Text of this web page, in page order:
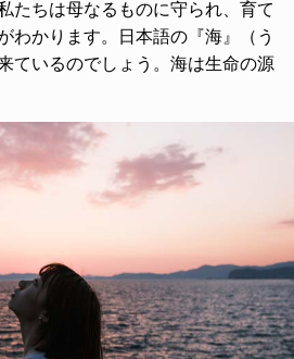
たちは母なるものに守られ、育て
わかります。日本語の『海』（う
ているのでしょう。海は生命の源